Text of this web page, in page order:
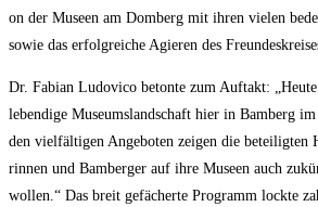
on der Muse­en am Dom­berg mit ihren vie­len
sowie das erfolg­rei­che Agie­ren des
Dr. Fabi­an Ludo­vico beton­te zum Auf­takt:
leben­di­ge Muse­ums­land­schaft hier in Bam­berg
den viel­fäl­ti­gen Ange­bo­ten zei­gen die betei­lig­ten
rin­nen und Bam­ber­ger auf ihre Muse­en auch
wol­len.“ Das breit gefä­cher­te Pro­gramm lock­te